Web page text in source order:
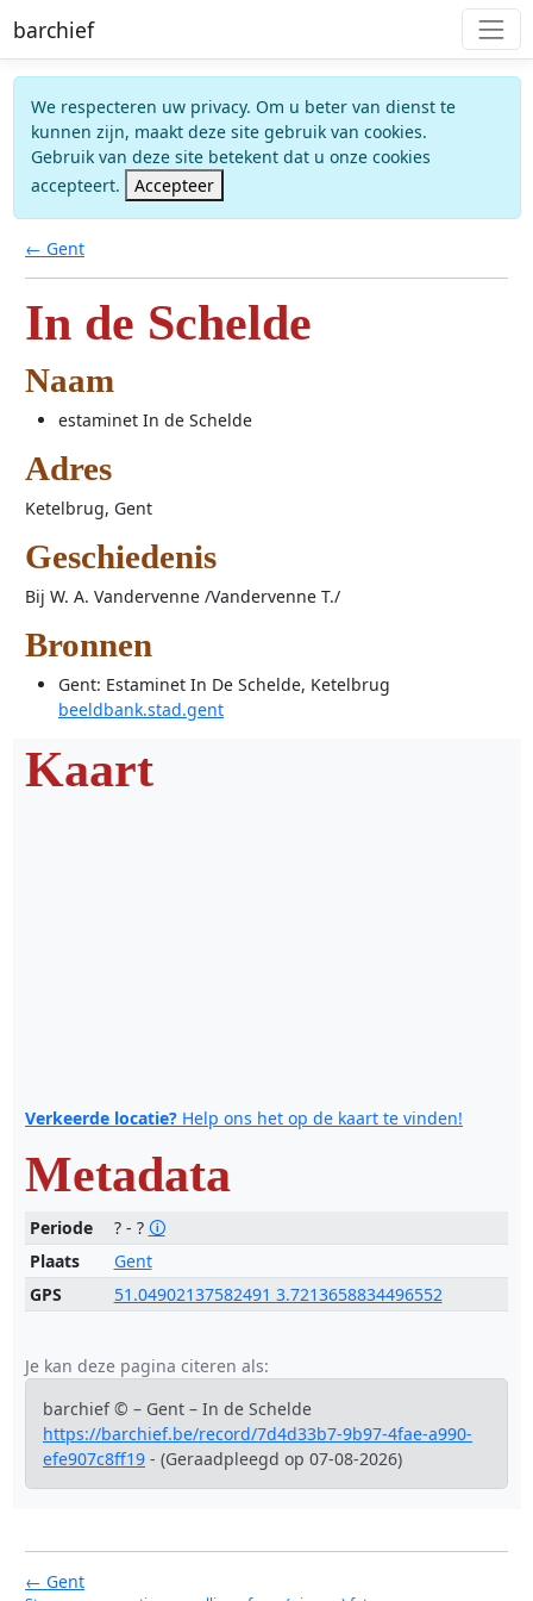
barchief
We respecteren uw privacy. Om u beter van dienst te
kunnen zijn, maakt deze site gebruik van cookies.
Gebruik van deze site betekent dat u onze cookies
accepteert.
Accepteer
← Gent
In de Schelde
Naam
estaminet In de Schelde
Adres
Ketelbrug, Gent
Geschiedenis
Bij W. A. Vandervenne /Vandervenne T./
Bronnen
Gent: Estaminet In De Schelde, Ketelbrug
beeldbank.stad.gent
Kaart
Verkeerde locatie? Help ons het op de kaart te vinden!
Metadata
Periode ? - ? 🛈
Plaats
Gent
GPS
51.04902137582491 3.7213658834496552
Je kan deze pagina citeren als:
barchief © – Gent – In de Schelde
https://barchief.be/record/7d4d33b7-9b97-4fae-a990-
efe907c8ff19 - (Geraadpleegd op 07-08-2026)
← Gent